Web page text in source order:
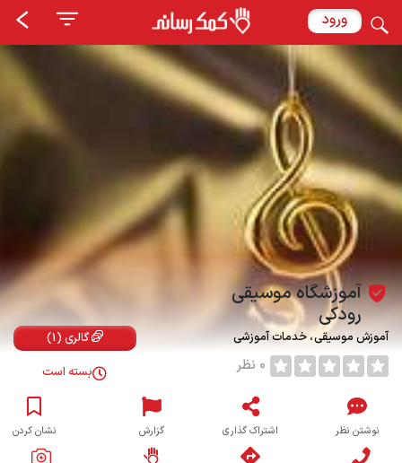
ورود
آموزشگاه موسیقی
رودکی
آموزش موسیقی خدمات آموزشی گالری (1)
0 نظر بسته است
نوشتن نظر اشتراک گذاری گزارش نشان کردن